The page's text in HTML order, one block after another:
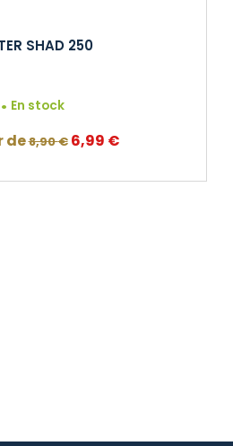
SHAD 250
En stock
de8,90€ Le
initial
6,99 €Le
actuel